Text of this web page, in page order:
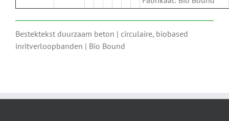
Bestektekst duurzaam beton | circulaire, biobased
inritverloopbanden | Bio Bound